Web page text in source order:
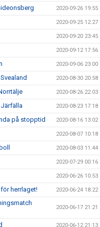
2020-09-26 19:55
2020-09-25 12:27
2020-09-20 23:45
2020-09-12 17:56
2020-09-06 23:00
2020-08-30 20:58
2020-08-26 22:03
Järfälla 2020-08-23 17:18
på stopptid 2020-08-16 13:02
2020-08-07 10:18
2020-08-03 11:44
2020-07-29 00:16
2020-06-26 10:53
herrlaget! 2020-06-24 18:22
2020-06-17 21:21
2020-06-12 21:13